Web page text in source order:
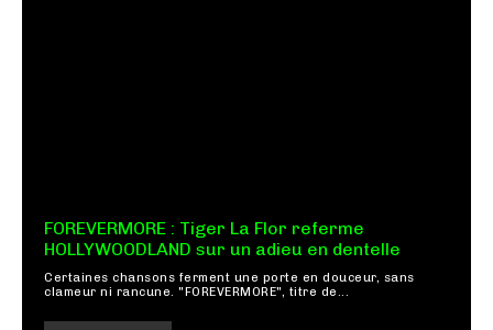
FOREVERMORE : Tiger La Flor referme
HOLLYWOODLAND sur un adieu en dentelle
Certaines chansons ferment une porte en douceur, sans
clameur ni rancune. "FOREVERMORE", titre de...